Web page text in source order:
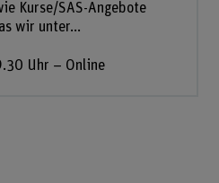
Kurse/SAS-Angebote
wir unter...
Uhr – Online